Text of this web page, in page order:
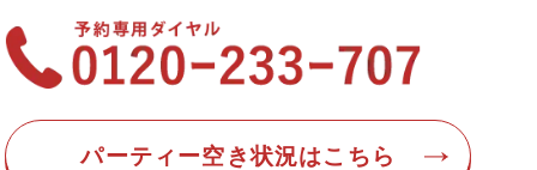
パーティー空き状況はこちら